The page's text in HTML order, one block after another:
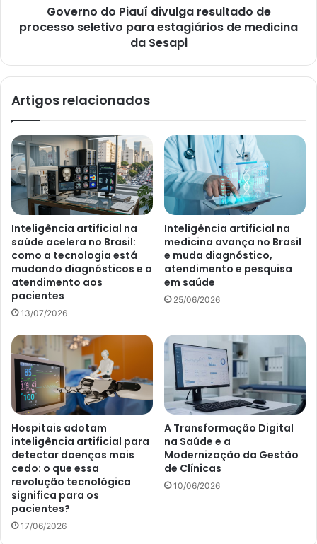
Governo do Piauí divulga resultado de
processo seletivo para estagiários de medicina
da Sesapi
Artigos relacionados
Inteligência artificial na
saúde acelera no Brasil:
como a tecnologia está
mudando diagnósticos e o
atendimento aos
pacientes
13/07/2026
Inteligência artificial na
medicina avança no Brasil
e muda diagnóstico,
atendimento e pesquisa
em saúde
25/06/2026
Hospitais adotam
inteligência artificial para
detectar doenças mais
cedo: o que essa
revolução tecnológica
significa para os
pacientes?
17/06/2026
A Transformação Digital
na Saúde e a
Modernização da Gestão
de Clínicas
10/06/2026